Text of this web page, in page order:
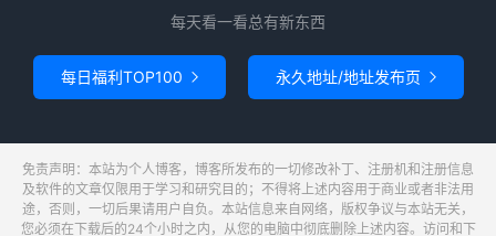
每天看一看总有新东西
每日福利TOP100  永久地址/地址发布页 
免责声明：本站为个人博客，博客所发布的一切修改补丁、注册机和注册信息
及软件的文章仅限用于学习和研究目的；不得将上述内容用于商业或者非法用
途，否则，一切后果请用户自负。本站信息来自网络，版权争议与本站无关，
您必须在下载后的24个小时之内，从您的电脑中彻底删除上述内容。访问和下